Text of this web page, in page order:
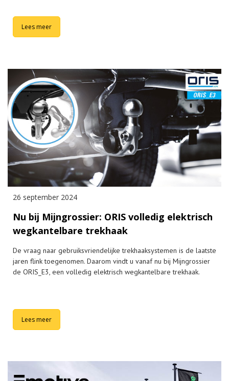
Lees meer
26 september 2024
Nu bij Mijngrossier: ORIS volledig elektrisch
wegkantelbare trekhaak
De vraag naar gebruiksvriendelijke trekhaaksystemen is de laatste
jaren flink toegenomen. Daarom vindt u vanaf nu bij Mijngrossier
de ORIS_E3, een volledig elektrisch wegkantelbare trekhaak.
Lees meer